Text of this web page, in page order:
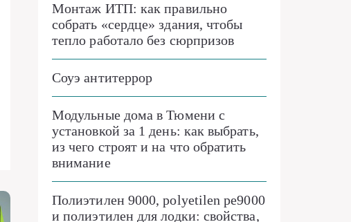
Монтаж ИТП: как правильно
собрать «сердце» здания, чтобы
тепло работало без сюрпризов
Соуэ антитеррор
Модульные дома в Тюмени с
установкой за 1 день: как выбрать,
из чего строят и на что обратить
внимание
Полиэтилен 9000, polyetilen pe9000
и полиэтилен для лодки: свойства,